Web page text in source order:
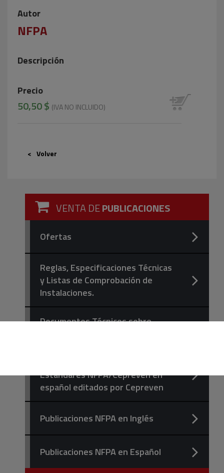
Autor
NFPA
Descripción
Precio
50,50 $ (IVA NO INCLUIDO)
Volver
VENTA DEPUBLICACIONES
Ofertas
Reglas, Especificaciones Técnicas
y Listas de Comprobación de
Instalaciones.
Documentos Técnicos sobre
Estándares NFPA/Cepreven en
español editados por Cepreven
Publicaciones NFPA en Inglés
Publicaciones NFPA en Español